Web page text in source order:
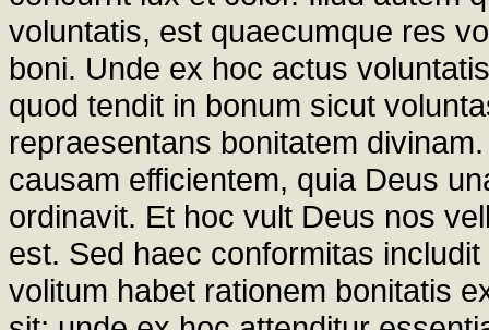
voluntatis, est quaecumque res
boni. Unde ex hoc actus
quod tendit in bonum sicut
repraesentans bonitatem
causam efficientem, quia Deus
ordinavit. Et hoc vult Deus nos
est. Sed haec conformitas
volitum habet rationem bonitatis